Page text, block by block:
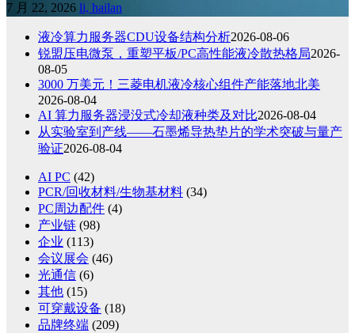
7 月 22, 2026 li, hailan
液冷算力服务器CDU设备结构分析2026-08-06
锐盟压电微泵，重塑平板/PC高性能液冷散热格局2026-
08-05
3000 万美元！三菱电机液冷核心组件产能落地北美
2026-08-04
AI 算力服务器浸没式冷却液种类及对比2026-08-04
从实验室到产线——石墨烯导热垫片的学术突破与量产
验证2026-08-04
AI PC (42)
PCR/回收材料/生物基材料 (34)
PC周边配件 (4)
产业链 (98)
企业 (113)
会议展会 (46)
光通信 (6)
其他 (15)
可穿戴设备 (18)
品牌终端 (209)